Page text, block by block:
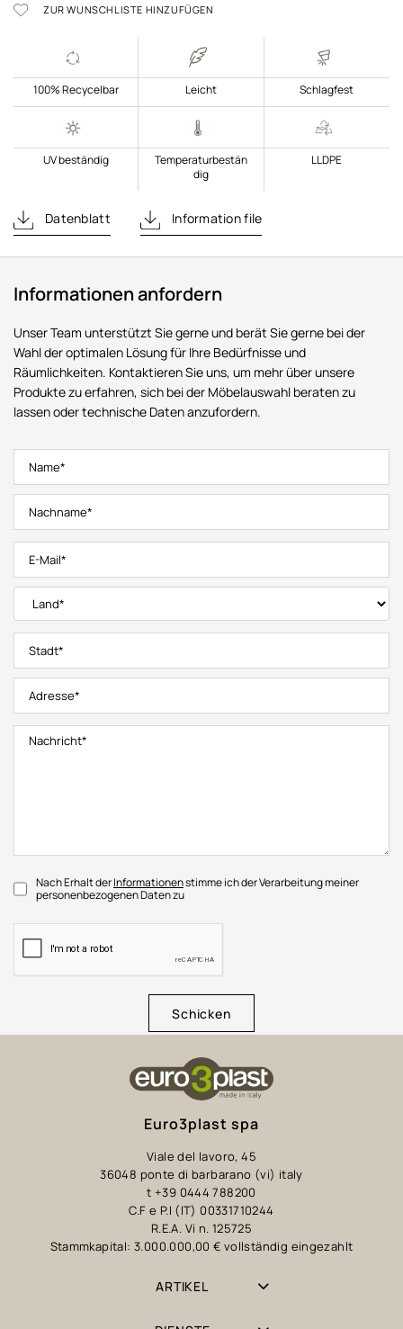
ZUR WUNSCHLISTE HINZUFÜGEN
100% Recycelbar Leicht Schlagfest
UV beständig
Temperaturbestän
dig
LLDPE
Datenblatt Information file
Informationen anfordern
Unser Team unterstützt Sie gerne und berät Sie gerne bei der
Wahl der optimalen Lösung für Ihre Bedürfnisse und
Räumlichkeiten. Kontaktieren Sie uns, um mehr über unsere
Produkte zu erfahren, sich bei der Möbelauswahl beraten zu
lassen oder technische Daten anzufordern.
Nach Erhalt derInformationenstimme ich der Verarbeitung meiner
personenbezogenen Daten zu
Schicken
Euro3plast spa
Viale del lavoro, 45
36048 ponte di barbarano (vi) italy
t +39 0444 788200
C.F e P.I (IT) 00331710244
R.E.A. Vi n. 125725
Stammkapital: 3.000.000,00 € vollständig eingezahlt
ARTIKEL